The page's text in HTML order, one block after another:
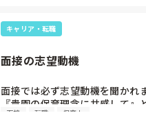
キャリア・転職
面接の志望動機
面接では必ず志望動機を聞かれ
『貴園の保育理念に共感して
に合ってると思いました』等々
面接 転職 保育士